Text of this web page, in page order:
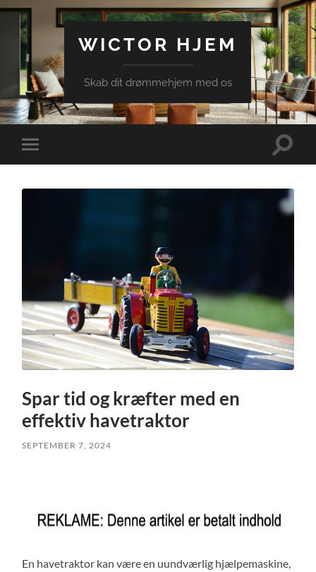
WICTOR HJEM
Skab dit drømmehjem med os
Toggle
mobile
Toggle
Spar tid og kræfter med en
effektiv havetraktor
SEPTEMBER 7, 2024
En havetraktor kan være en uundværlig hjælpemaskine,